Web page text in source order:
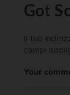
Got
Il tuo
campi
Your